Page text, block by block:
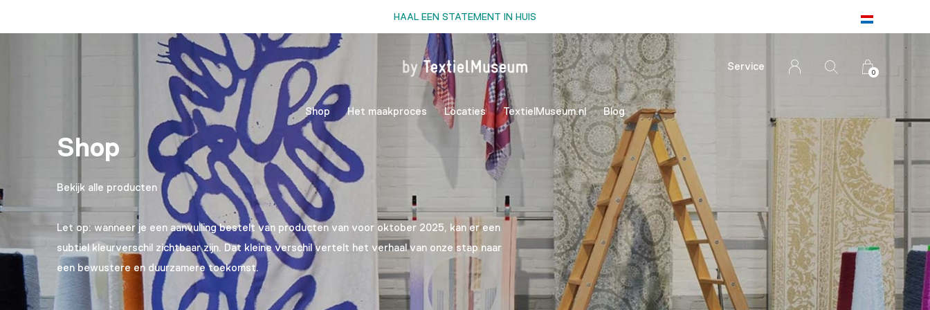
Shop Het maakproces Locaties TextielMuseum.nl Blog
Service
0
HAAL EEN STATEMENT IN HUIS
Shop
Bekijk alle producten
Let op: wanneer je een aanvulling bestelt van producten van voor oktober 2025, kan er een
subtiel kleurverschil zichtbaar zijn. Dat kleine verschil vertelt het verhaal van onze stap naar
een bewustere en duurzamere toekomst.